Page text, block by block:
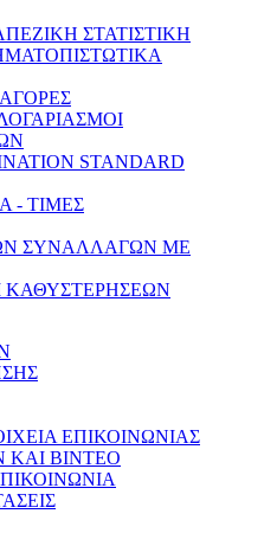
ΣΤΑΤΙΣΤΙΚΗ
STANDARD
- ΤΙΜΕΣ
ΣΥΝΑΛΛΑΓΩΝ ΜΕ
ΚΑΘΥΣΤΕΡΗΣΕΩΝ
ΕΠΙΚΟΙΝΩΝΙΑΣ
ΚΑΙ ΒΙΝΤΕΟ